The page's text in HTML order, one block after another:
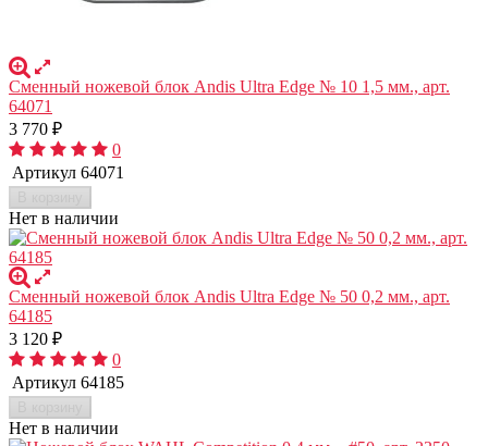
Сменный ножевой блок Andis Ultra Edge № 10 1,5 мм., арт.
64071
3 770 ₽
0
Артикул 64071
Нет в наличии
Сменный ножевой блок Andis Ultra Edge № 50 0,2 мм., арт.
64185
3 120 ₽
0
Артикул 64185
Нет в наличии